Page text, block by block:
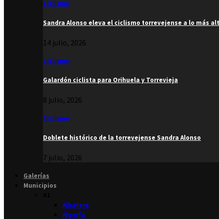
Ciclismo
Sandra Alonso eleva el ciclismo torrevejense a lo más
14 julio, 2026
Ciclismo
Galardón ciclista para Orihuela y Torrevieja
8 julio, 2026
Ciclismo
Doblete histórico de la torrevejense Sandra Alonso
7 julio, 2026
Galerías
Municipios
Albatera
Algorfa